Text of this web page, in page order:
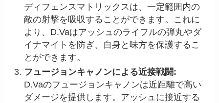
ディフェンスマトリックスは、一定範囲内の
敵の射撃を吸収することができます。これに
より、D.Vaはアッシュのライフルの弾丸やダ
イナマイトを防ぎ、自身と味方を保護するこ
とができます。
フュージョンキャノンによる近接戦闘:
D.Vaのフュージョンキャノンは近距離で高い
ダメージを提供します。アッシュに接近する